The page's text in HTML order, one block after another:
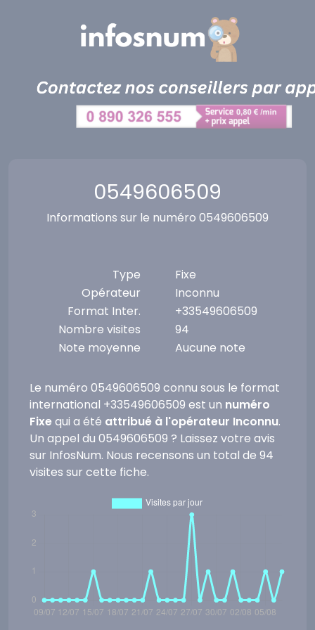
0549606509
Informations sur le numéro 0549606509
Type
Fixe
Opérateur
Inconnu
Format Inter.
+33549606509
Nombre visites
94
Note moyenne
Aucune note
Le numéro 0549606509 connu sous le format
international +33549606509 est un numéro
Fixequi a été attribué à l'opérateur Inconnu.
Un appel du 0549606509 ? Laissez votre avis
sur InfosNum. Nous recensons un total de 94
visites sur cette fiche.